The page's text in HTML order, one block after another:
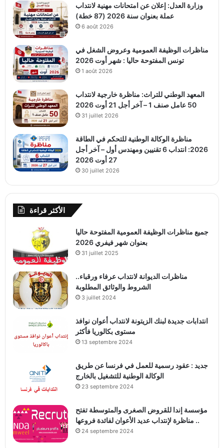
وزارة العدل: إعلان عن امتحانات مهنية لانتداب
عملة بعنوان سنة 2026 (87 خطة)
6 août 2026
مناظرات الوظيفة العمومية وعروض الشغل في
تونس المفتوحة حاليا : شهر أوت 2026
1 août 2026
المعهد الوطني للتراث: مناظرة خارجية لانتداب
50 عامل صنف 1 – آخر أجل 21 أوت 2026
31 juillet 2026
مناظرة الوكالة الوطنية للتحكم في الطاقة
2026: انتداب 6 تقنيين ومهندس أول – آخر أجل
27 أوت 2026
30 juillet 2026
الأكثر قراءة
جميع مناظرات الوظيفة العمومية المفتوحة حاليا
بعنوان شهر فيفري 2026
31 juillet 2025
مناظرات الديوانة لانتداب عرفاء ورقباء..
الشروط والوثائق المطلوبة
3 juillet 2024
انتدابات جديدة لبنك الزيتونة لانتداب أعوان نوافذ
مستوى بكالوريا فأكثر
13 septembre 2024
جديد : عقود رسمية للعمل في فرنسا عن طريق
الوكالة الوطنية للتشغيل بالخارج
23 septembre 2024
مؤسسة إندا للقروض الصغرى والمتوسطة تفتح
مناظرة لإنتداب عديد الأعوان لفائدة فروعها ..
24 septembre 2024